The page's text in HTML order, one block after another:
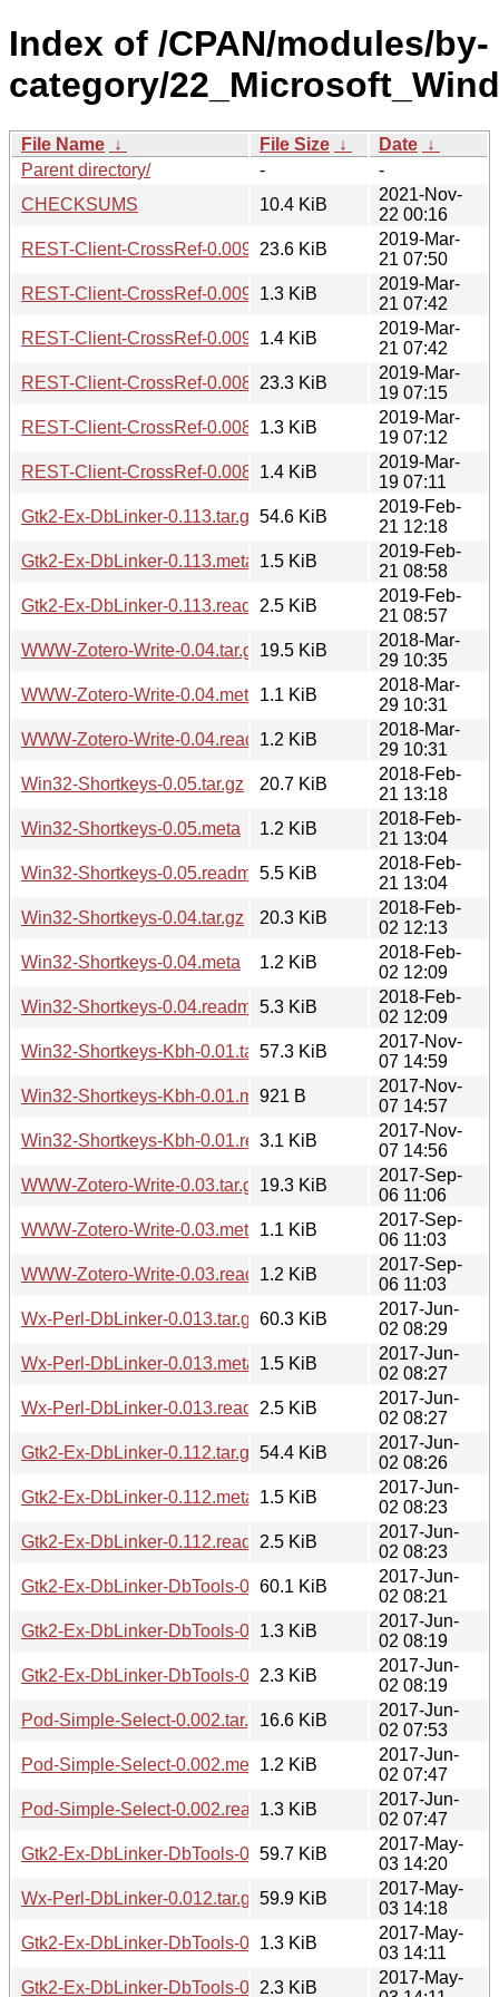
Index of /CPAN/modules/by-
category/
File Name ↓ File Size ↓ Date ↓
Parent directory/
-
-
CHECKSUMS
10.4 KiB
2021-Nov-
22 00:16
REST-Client-CrossRef-0.009.tar.gz23.6 KiB
2019-Mar-
21 07:50
REST-Client-CrossRef-0.009.meta
1.3 KiB
2019-Mar-
21 07:42
REST-Client-CrossRef-0.009.readme
1.4 KiB
2019-Mar-
21 07:42
REST-Client-CrossRef-0.008.tar.gz23.3 KiB
2019-Mar-
19 07:15
REST-Client-CrossRef-0.008.meta
1.3 KiB
2019-Mar-
19 07:12
REST-Client-CrossRef-0.008.readme
1.4 KiB
2019-Mar-
19 07:11
Gtk2-Ex-DbLinker-0.113.tar.gz 54.6 KiB
2019-Feb-
21 12:18
Gtk2-Ex-DbLinker-0.113.meta
1.5 KiB
2019-Feb-
21 08:58
Gtk2-Ex-DbLinker-0.113.readme2.5 KiB
2019-Feb-
21 08:57
WWW-Zotero-Write-0.04.tar.gz19.5 KiB
2018-Mar-
29 10:35
WWW-Zotero-Write-0.04.meta
1.1 KiB
2018-Mar-
29 10:31
WWW-Zotero-Write-0.04.readme1.2 KiB
2018-Mar-
29 10:31
Win32-Shortkeys-0.05.tar.gz
20.7 KiB
2018-Feb-
21 13:18
Win32-Shortkeys-0.05.meta
1.2 KiB
2018-Feb-
21 13:04
Win32-Shortkeys-0.05.readme5.5 KiB
2018-Feb-
21 13:04
Win32-Shortkeys-0.04.tar.gz
20.3 KiB
2018-Feb-
02 12:13
Win32-Shortkeys-0.04.meta
1.2 KiB
2018-Feb-
02 12:09
Win32-Shortkeys-0.04.readme5.3 KiB
2018-Feb-
02 12:09
Win32-Shortkeys-Kbh-0.01.tar.gz57.3 KiB
2017-Nov-
07 14:59
Win32-Shortkeys-Kbh-0.01.meta921 B
2017-Nov-
07 14:57
Win32-Shortkeys-Kbh-0.01.readme
3.1 KiB
2017-Nov-
07 14:56
WWW-Zotero-Write-0.03.tar.gz19.3 KiB
2017-Sep-
06 11:06
WWW-Zotero-Write-0.03.meta
1.1 KiB
2017-Sep-
06 11:03
WWW-Zotero-Write-0.03.readme1.2 KiB
2017-Sep-
06 11:03
Wx-Perl-DbLinker-0.013.tar.gz 60.3 KiB
2017-Jun-
02 08:29
Wx-Perl-DbLinker-0.013.meta
1.5 KiB
2017-Jun-
02 08:27
Wx-Perl-DbLinker-0.013.readme2.5 KiB
2017-Jun-
02 08:27
Gtk2-Ex-DbLinker-0.112.tar.gz 54.4 KiB
2017-Jun-
02 08:26
Gtk2-Ex-DbLinker-0.112.meta
1.5 KiB
2017-Jun-
02 08:23
Gtk2-Ex-DbLinker-0.112.readme2.5 KiB
2017-Jun-
02 08:23
Gtk2-Ex-DbLinker-DbTools-0.112.tar.gz
60.1 KiB
2017-Jun-
02 08:21
Gtk2-Ex-DbLinker-DbTools-0.112.meta
1.3 KiB
2017-Jun-
02 08:19
Gtk2-Ex-DbLinker-DbTools-0.112.readme
2.3 KiB
2017-Jun-
02 08:19
Pod-Simple-Select-0.002.tar.gz16.6 KiB
2017-Jun-
02 07:53
Pod-Simple-Select-0.002.meta1.2 KiB
2017-Jun-
02 07:47
Pod-Simple-Select-0.002.readme1.3 KiB
2017-Jun-
02 07:47
Gtk2-Ex-DbLinker-DbTools-0.111.tar.gz
59.7 KiB
2017-May-
03 14:20
Wx-Perl-DbLinker-0.012.tar.gz 59.9 KiB
2017-May-
03 14:18
Gtk2-Ex-DbLinker-DbTools-0.111.meta
1.3 KiB
2017-May-
03 14:11
Gtk2-Ex-DbLinker-DbTools-0.111.readme
2.3 KiB
2017-May-